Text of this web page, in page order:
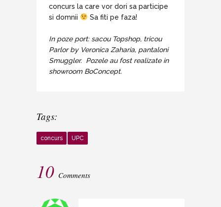
concurs la care vor dori sa participe
si domnii
Sa fiti pe faza!
In poze port: sacou Topshop, tricou
Parlor by Veronica Zaharia, pantaloni
Smuggler. Pozele au fost realizate in
showroom BoConcept.
Tags:
concurs UPC
10 Comments